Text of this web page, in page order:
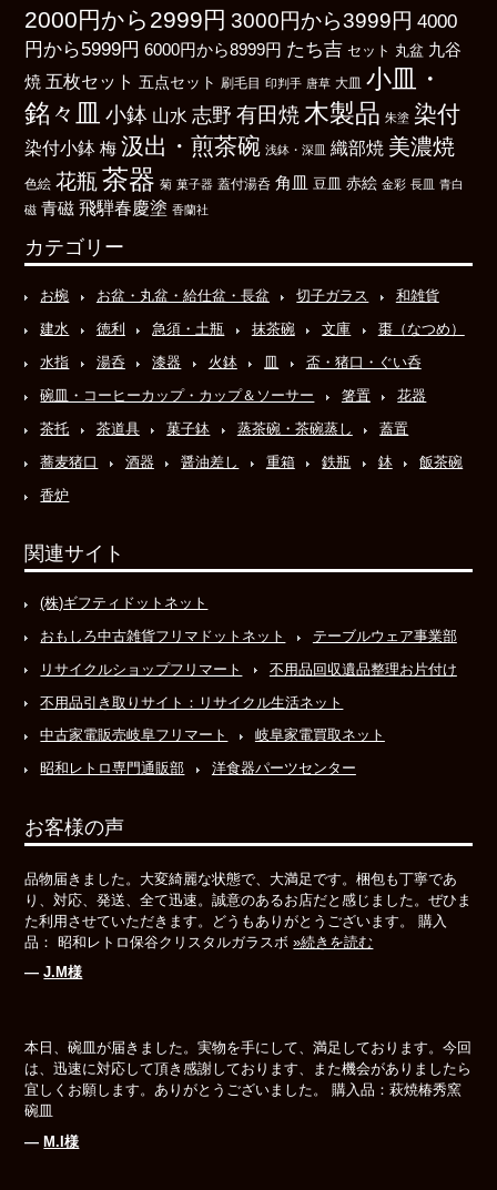
2000円から2999円 3000円から3999円 4000
円から5999円 6000円から8999円 たち吉 セット 丸盆 九谷
焼 五枚セット 五点セット 刷毛目 印判手 唐草 大皿 小皿・
銘々皿 小鉢 山水 志野 有田焼 木製品 朱塗 染付
染付小鉢 梅 汲出・煎茶碗 浅鉢・深皿 織部焼 美濃焼
色絵 花瓶 茶器 菊 菓子器 蓋付湯呑 角皿 豆皿 赤絵 金彩 長皿 青白
磁 青磁 飛騨春慶塗 香蘭社
カテゴリー
お椀 お盆・丸盆・給仕盆・長盆 切子ガラス
和雑貨
建水
徳利 急須・土瓶 抹茶碗 文庫
棗（なつめ）
水指
湯呑 漆器 火鉢 皿
盃・猪口・ぐい呑
碗皿・コーヒーカップ・カップ＆ソーサー
箸置
花器
茶托
茶道具 菓子鉢 蒸茶碗・茶碗蒸し
蓋置
蕎麦猪口
酒器 醤油差し 重箱 鉄瓶 鉢
飯茶碗
香炉
関連サイト
(株)ギフティドットネット
おもしろ中古雑貨フリマドットネット
テーブルウェア事業部
リサイクルショップフリマート
不用品回収遺品整理お片付け
不用品引き取りサイト：リサイクル生活ネット
中古家電販売岐阜フリマート
岐阜家電買取ネット
昭和レトロ専門通販部
洋食器パーツセンター
お客様の声
品物届きました。大変綺麗な状態で、大満足です。梱包も丁寧であ
り、対応、発送、全て迅速。誠意のあるお店だと感じました。ぜひま
た利用させていただきます。どうもありがとうございます。 購入
品： 昭和レトロ保谷クリスタルガラスボ»続きを読む
―J.M様
本日、碗皿が届きました。実物を手にして、満足しております。今回
は、迅速に対応して頂き感謝しております、また機会がありましたら
宜しくお願します。ありがとうございました。 購入品：萩焼椿秀窯
碗皿
―M.I様